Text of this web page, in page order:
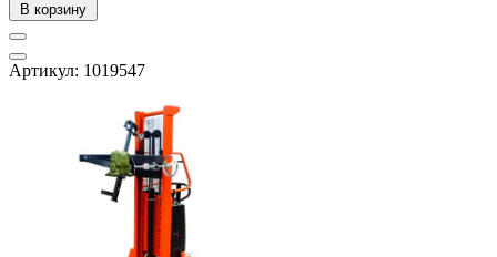
В корзину
Артикул: 1019547